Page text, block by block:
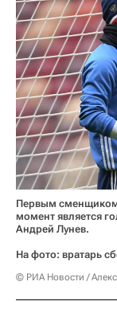
Первым
момент является
Андрей Лунев.
На фото: вратарь
© РИА Новости /